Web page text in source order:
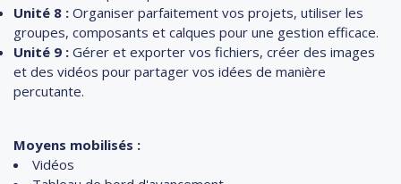
Unité 8 : Organiser parfaitement vos projets, utiliser les
groupes, composants et calques pour une gestion efficace.
Unité 9 : Gérer et exporter vos fichiers, créer des images
et des vidéos pour partager vos idées de manière
percutante.
Moyens mobilisés :
Vidéos